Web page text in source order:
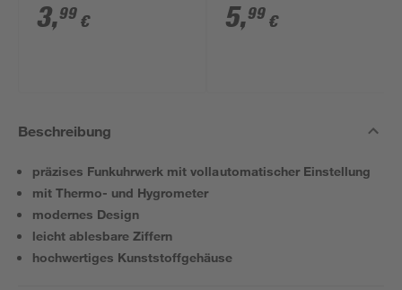
3,99 €
50 kg
5,99 €
Beschreibung
präzises Funkuhrwerk mit vollautomatischer Einstellung
mit Thermo- und Hygrometer
modernes Design
leicht ablesbare Ziffern
hochwertiges Kunststoffgehäuse